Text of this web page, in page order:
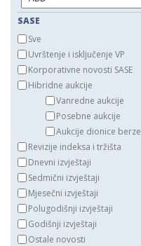
SASE
Sve
Uvrštenje i isključenje VP
Korporativne novosti SASE
Hibridne aukcije
Vanredne aukcije
Posebne aukcije
Aukcije dionice berze
Revizije indeksa i tržišta
Dnevni izvještaji
Sedmični izvještaji
Mjesečni izvještaji
Polugodišnji izvještaji
Godišnji izvještaji
Ostale novosti